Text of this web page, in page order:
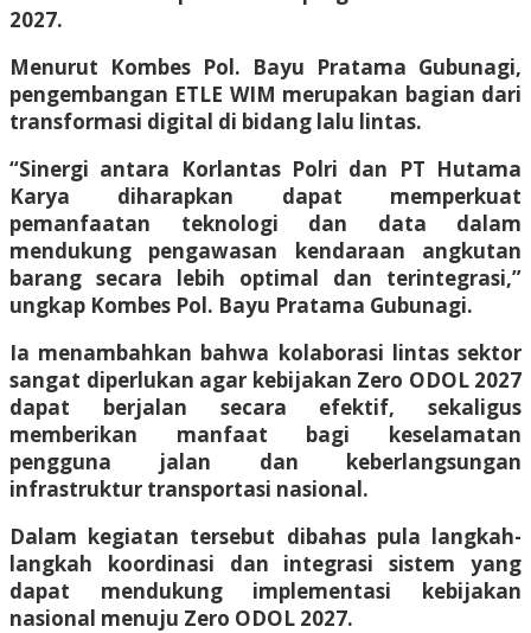
2027.
Menurut Kombes Pol. Bayu Pratama Gubunagi,
pengembangan ETLE WIM merupakan bagian dari
transformasi digital di bidang lalu lintas.
“Sinergi antara Korlantas Polri dan PT Hutama
Karya diharapkan dapat memperkuat
pemanfaatan teknologi dan data dalam
mendukung pengawasan kendaraan angkutan
barang secara lebih optimal dan terintegrasi,”
ungkap Kombes Pol. Bayu Pratama Gubunagi.
Ia menambahkan bahwa kolaborasi lintas sektor
sangat diperlukan agar kebijakan Zero ODOL 2027
dapat berjalan secara efektif, sekaligus
memberikan manfaat bagi keselamatan
pengguna jalan dan keberlangsungan
infrastruktur transportasi nasional.
Dalam kegiatan tersebut dibahas pula langkah-
langkah koordinasi dan integrasi sistem yang
dapat mendukung implementasi kebijakan
nasional menuju Zero ODOL 2027.